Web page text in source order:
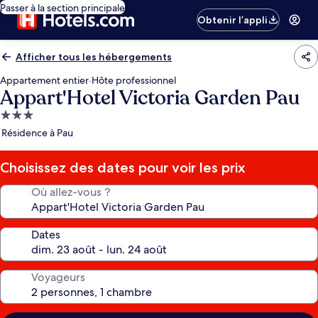
Passer à la section principale
Obtenir l’appli
Afficher tous les hébergements
Appartement entier·Hôte professionnel
Appart'Hotel Victoria Garden Pau
Hébergement
3.0 étoiles
Résidence à Pau
Choisissez des dates pour voir les prix
Où allez-vous ?
Dates
Voyageurs